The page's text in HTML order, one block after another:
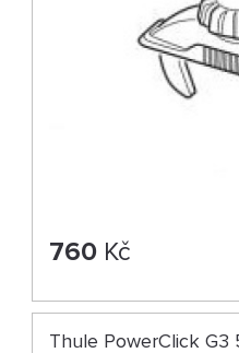
760 Kč
Thule PowerClick G3